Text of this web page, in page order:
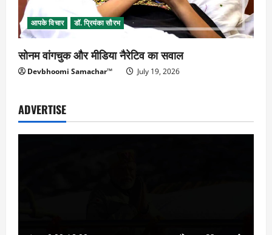
आपके विचार डॉ. प्रियंका सौरभ
सोनम वांगचुक और मीडिया नैरेटिव का सवाल
Devbhoomi Samachar™ July 19, 2026
ADVERTISE